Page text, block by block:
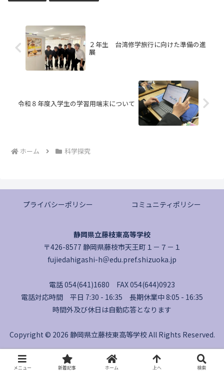
２年生 台湾修学旅行に向けた準備の進
展
令和８年度入学生の学習用端末について
ホーム 科学探究
プライバシーポリシー コミュニティポリシー
静岡県立藤枝東高等学校
〒426-8577 静岡県藤枝市天王町１－７－１
fujiedahigashi-h＠edu.pref.shizuoka.jp
電話 054(641)1680 FAX 054(644)0923
電話対応時間 平日 7:30 - 16:35 長期休業中 8:05 - 16:35
時間外及び休日は自動応答となります
Copyright © 2026 静岡県立藤枝東高等学校 All Rights Reserved.
メニュー 新着記事 ホーム 上へ 検索